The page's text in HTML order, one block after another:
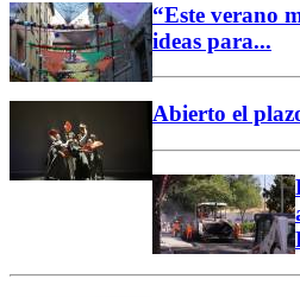
“Este verano
ideas para...
Abierto el